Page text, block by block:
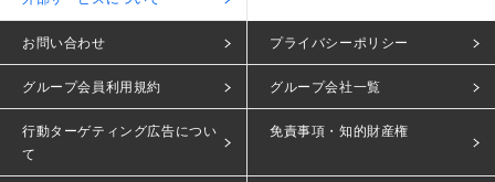
お問い合わせ プライバシーポリシー
グループ会員利用規約 グループ会社一覧
行動ターゲティング広告につい
て
免責事項・知的財産権